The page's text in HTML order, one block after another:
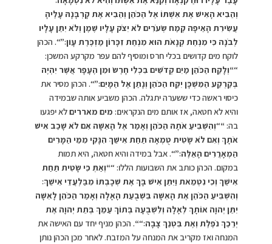
וְהֵבִיא הָאִישׁ אֶת אִשְׁתּוֹ אֶל הַכֹּהֵן וְהֵבִיא אֶת קָרְבָּנָהּ עָלֶיהָ
עֲשִׂירִת הָאֵיפָה קֶמַח שְׂעֹרִים לֹא יִצֹק עָלָיו שֶׁמֶן וְלֹא יִתֵּן עָלָיו
לְבֹנָה כִּי מִנְחַת קְנָאֹת הוּא מִנְחַת זִכָּרוֹן מַזְכֶּרֶת עָוֺן׃”“. הכהן
לוקח מים קדושים בכלי חרס ומוסיף להם עפר מקרקע המשכן:
“
“וְלָקַח הַכֹּהֵן מַיִם קְדֹשִׁים בִּכְלִי חָרֶשׂ וּמִן הֶעָפָר אֲשֶׁר יִהְיֶה
בְּקַרְקַע הַמִּשְׁכָּן יִקַּח הַכֹּהֵן וְנָתַן אֶל הַמָּיִם׃”“. הכהן מסיר את
כיסוי ראשה כדי ששערה יתגלה. הכהן משביע אותה שבמידה
והיא לא חטאה, אז אותם מים הנקראים: מים מארריםלא יפגעו
בה:“
“וְהִשְׁבִּיעַ אֹתָהּ הַכֹּהֵן וְאָמַר אֶל הָאִשָּׁה אִם לֹא שָׁכַב אִישׁ
אֹתָךְ וְאִם לֹא שָׂטִית טֻמְאָה תַּחַת אִישֵׁךְ הִנָּקִי מִמֵּי הַמָּרִים
הַמְאָרֲרִים הָאֵלֶּה׃”“. אבל במידה והיא חטאה, היא תמות
במקום. הכהן כותב את השבועות הללו: ““וְאַתְּ כִּי שָׂטִית תַּחַת
אִישֵׁךְ וְכִי נִטְמֵאת וַיִּתֵּן אִישׁ בָּךְ אֶת שְׁכָבְתּוֹ מִבַּלְעֲדֵי אִישֵׁךְ׃
וְהִשְׁבִּיעַ הַכֹּהֵן אֶת הָאִשָּׁה בִּשְׁבֻעַת הָאָלָה וְאָמַר הַכֹּהֵן לָאִשָּׁה
יִתֵּן יְהוָה אוֹתָךְ לְאָלָה וְלִשְׁבֻעָה בְּתוֹךְ עַמֵּךְ בְּתֵת יְהוָה אֶת
יְרֵכֵךְ נֹפֶלֶת וְאֶת בִּטְנֵךְ צָבָה׃“
“. הכהן מניף יחד עם האישה את
המנחה ואז מקריב את המנחה על המזבח. לאחר מכן הכהן נותן